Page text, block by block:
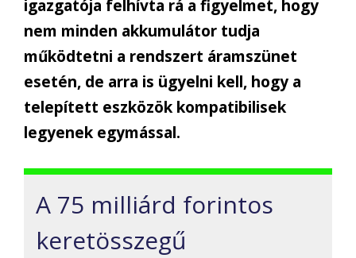
igazgatója felhívta rá a figyelmet, hogy
nem minden akkumulátor tudja
működtetni a rendszert áramszünet
esetén, de arra is ügyelni kell, hogy a
telepített eszközök kompatibilisek
legyenek egymással.
A 75 milliárd forintos
keretösszegű